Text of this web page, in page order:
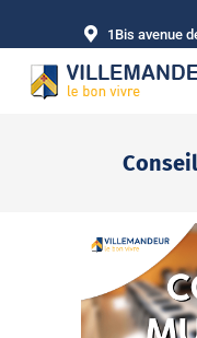
1Bis avenue